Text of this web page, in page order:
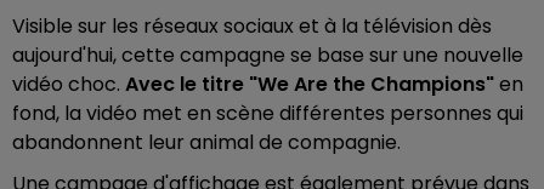
Visible sur les réseaux sociaux et à la télévision dès
aujourd'hui, cette campagne se base sur une nouvelle
vidéo choc. Avec le titre "We Are the Champions"en
fond, la vidéo met en scène différentes personnes qui
abandonnent leur animal de compagnie.
Une campage d'affichage est également prévue dans